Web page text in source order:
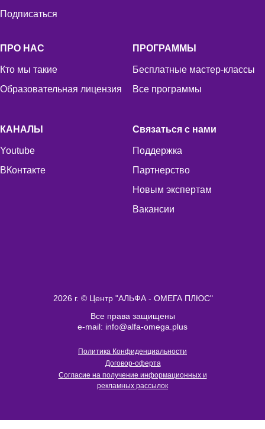
Подписаться
ПРО НАС
Кто мы такие
Образовательная лицензия
ПРОГРАММЫ
Бесплатные мастер-классы
Все программы
КАНАЛЫ
Youtube
ВКонтакте
Связаться с нами
Поддержка
Партнерство
Новым экспертам
Вакансии
2026 г. © Центр "АЛЬФА - ОМЕГА ПЛЮС"
Политика Конфиденциальности
Договор-оферта
Согласие на получение информационных и
рекламных рассылок
Все права защищены
e-mail: info@alfa-omega.plus